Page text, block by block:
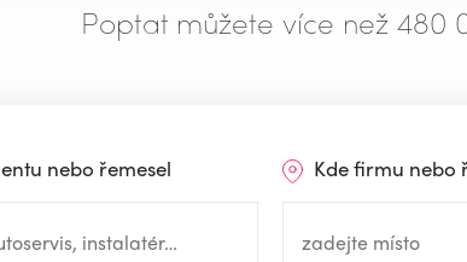
Poptat můžete více než 480
nebo řemesel Kde firmu nebo